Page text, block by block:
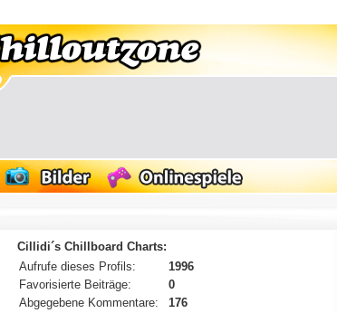
Cillidi´s Chillboard Charts:
Aufrufe dieses Profils:
1996
Favorisierte Beiträge:
0
Abgegebene Kommentare:
176